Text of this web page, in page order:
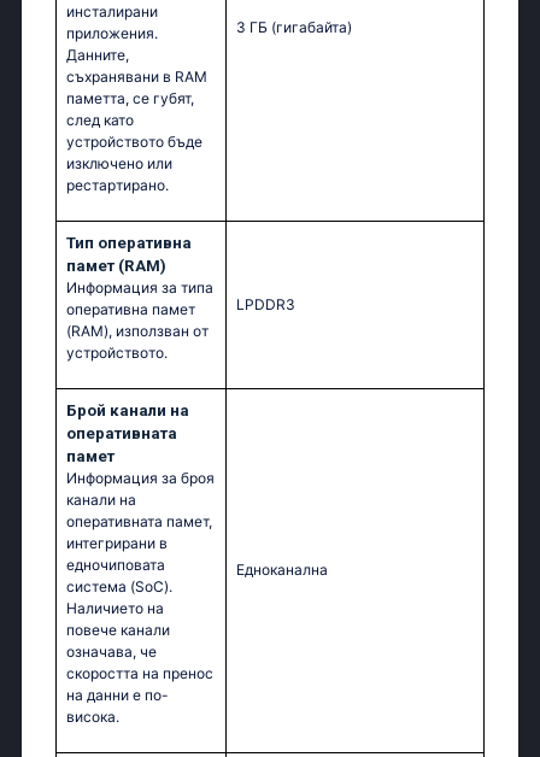
инсталирани
приложения.
Данните,
съхранявани в RAM
паметта, се губят,
след като
устройството бъде
изключено или
рестартирано.
3 ГБ (гигабайта)
Тип оперативна
памет (RAM)
Информация за типа
оперативна памет
(RAM), използван от
устройството.
LPDDR3
Брой канали на
оперативната
памет
Информация за броя
канали на
оперативната памет,
интегрирани в
едночиповата
система (SoC).
Наличието на
повече канали
означава, че
скоростта на пренос
на данни е по-
висока.
Едноканална